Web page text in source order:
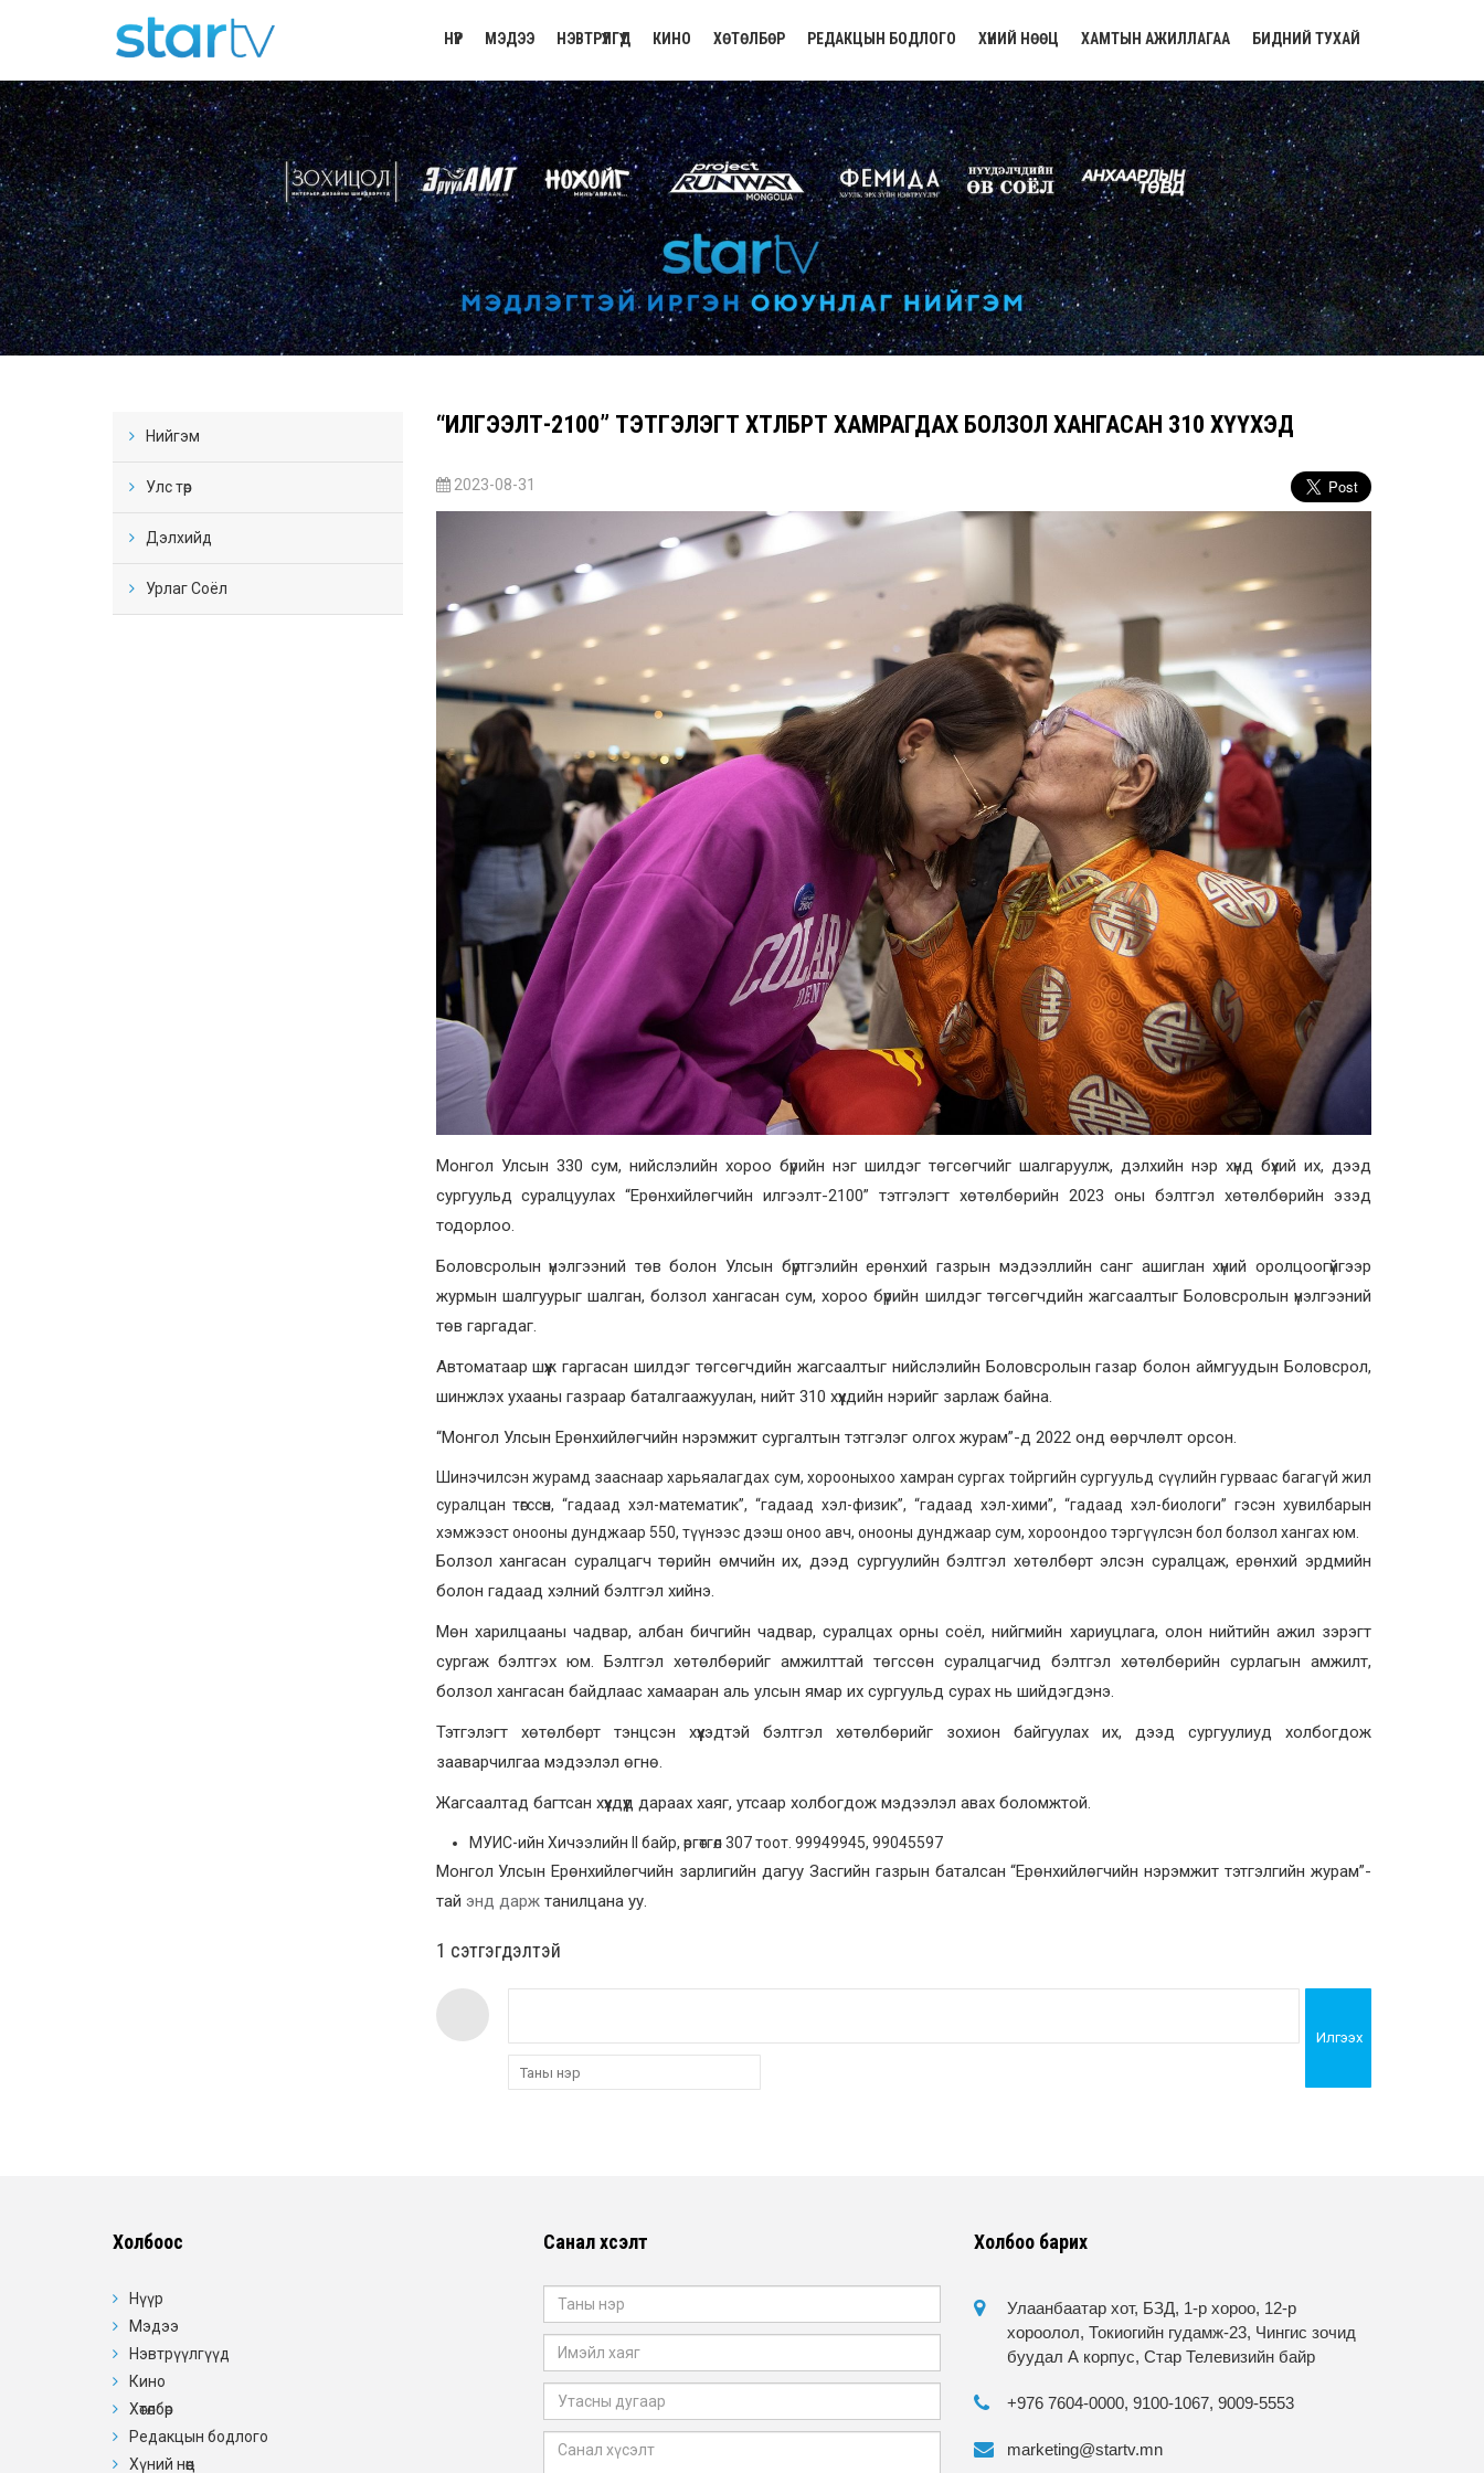
НҮҮР МЭДЭЭ НЭВТРҮҮЛГҮҮД КИНО ХӨТӨЛБӨР РЕДАКЦЫН БОДЛОГО ХҮНИЙ НӨӨЦ ХАМТЫН АЖИЛЛАГАА БИДНИЙ ТУХАЙ
Нийгэм
Улс төр
Дэлхийд
Урлаг Соёл
“ИЛГЭЭЛТ-2100” ТЭТГЭЛЭГТ ХӨТӨЛБӨРТ ХАМРАГДАХ БОЛЗОЛ ХАНГАСАН 310 ХҮҮХЭД
2023-08-31
Монгол Улсын 330 сум, нийслэлийн хороо бүрийн нэг шилдэг төгсөгчийг шалгаруулж, дэлхийн нэр хүнд бүхий их, дээд
сургуульд суралцуулах “Ерөнхийлөгчийн илгээлт-2100” тэтгэлэгт хөтөлбөрийн 2023 оны бэлтгэл хөтөлбөрийн эзэд
тодорлоо.
Боловсролын үнэлгээний төв болон Улсын бүртгэлийн ерөнхий газрын мэдээллийн санг ашиглан хүний оролцоогүйгээр
журмын шалгуурыг шалган, болзол хангасан сум, хороо бүрийн шилдэг төгсөгчдийн жагсаалтыг Боловсролын үнэлгээний
төв гаргадаг.
Автоматаар шүүж гаргасан шилдэг төгсөгчдийн жагсаалтыг нийслэлийн Боловсролын газар болон аймгуудын Боловсрол,
шинжлэх ухааны газраар баталгаажуулан, нийт 310 хүүхдийн нэрийг зарлаж байна.
“Монгол Улсын Ерөнхийлөгчийн нэрэмжит сургалтын тэтгэлэг олгох журам”-д 2022 онд өөрчлөлт орсон.
Шинэчилсэн журамд зааснаар харьяалагдах сум, хорооныхоо хамран сургах тойргийн сургуульд сүүлийн гурваас багагүй жил
суралцан төгссөн, “гадаад хэл-математик”, “гадаад хэл-физик”, “гадаад хэл-хими”, “гадаад хэл-биологи” гэсэн хувилбарын
хэмжээст онооны дунджаар 550, түүнээс дээш оноо авч, онооны дунджаар сум, хороондоо тэргүүлсэн бол болзол хангах юм.
Болзол хангасан суралцагч төрийн өмчийн их, дээд сургуулийн бэлтгэл хөтөлбөрт элсэн суралцаж, ерөнхий эрдмийн
болон гадаад хэлний бэлтгэл хийнэ.
Мөн харилцааны чадвар, албан бичгийн чадвар, суралцах орны соёл, нийгмийн хариуцлага, олон нийтийн ажил зэрэгт
сургаж бэлтгэх юм. Бэлтгэл хөтөлбөрийг амжилттай төгссөн суралцагчид бэлтгэл хөтөлбөрийн сурлагын амжилт,
болзол хангасан байдлаас хамааран аль улсын ямар их сургуульд сурах нь шийдэгдэнэ.
Тэтгэлэгт хөтөлбөрт тэнцсэн хүүхэдтэй бэлтгэл хөтөлбөрийг зохион байгуулах их, дээд сургуулиуд холбогдож
зааварчилгаа мэдээлэл өгнө.
Жагсаалтад багтсан хүүхдүүд дараах хаяг, утсаар холбогдож мэдээлэл авах боломжтой.
МУИС-ийн Хичээлийн II байр, өргөтгөл 307 тоот. 99949945, 99045597
Монгол Улсын Ерөнхийлөгчийн зарлигийн дагуу Засгийн газрын баталсан “Ерөнхийлөгчийн нэрэмжит тэтгэлгийн журам”-
тай энд даржтанилцана уу.
1 сэтгэгдэлтэй
Илгээх
Холбоос
Нүүр
Мэдээ
Нэвтрүүлгүүд
Кино
Хөтөлбөр
Редакцын бодлого
Хүний нөөц
Санал хүсэлт Холбоо барих
Улаанбаатар хот, БЗД, 1-р хороо, 12-р
хороолол, Токиогийн гудамж-23, Чингис зочид
буудал А корпус, Стар Телевизийн байр
+976 7604-0000, 9100-1067, 9009-5553
marketing@startv.mn